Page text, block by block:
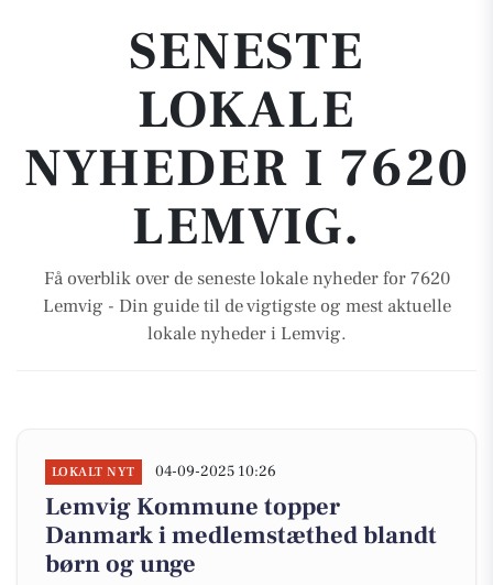
SENESTE
LOKALE
NYHEDER I 7620
LEMVIG.
Få overblik over de seneste lokale nyheder for 7620
Lemvig - Din guide til de vigtigste og mest aktuelle
lokale nyheder i Lemvig.
LOKALT NYT 04-09-2025 10:26
Lemvig Kommune topper
Danmark i medlemstæthed blandt
børn og unge